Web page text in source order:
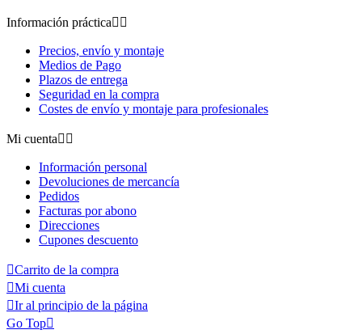
Información práctica 
Precios, envío y montaje
Medios de Pago
Plazos de entrega
Seguridad en la compra
Costes de envío y montaje para profesionales
Mi cuenta 
Información personal
Devoluciones de mercancía
Pedidos
Facturas por abono
Direcciones
Cupones descuento
Carrito de la compra
Mi cuenta
Ir al principio de la página
Go Top